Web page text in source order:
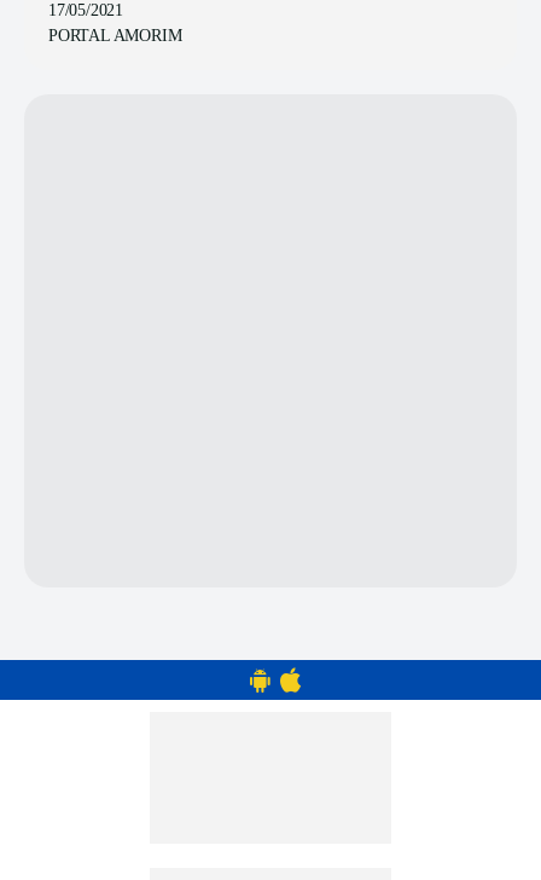
17/05/2021
PORTAL AMORIM